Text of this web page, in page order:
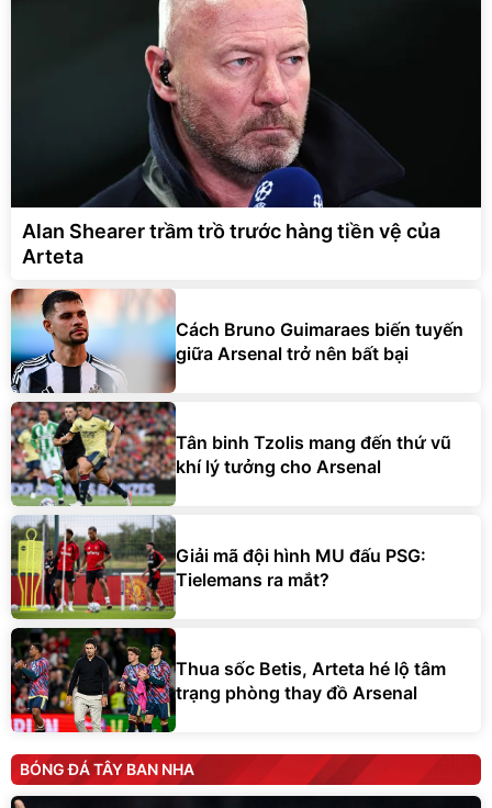
Alan Shearer trầm trồ trước hàng tiền vệ của
Arteta
Cách Bruno Guimaraes biến tuyến
giữa Arsenal trở nên bất bại
Tân binh Tzolis mang đến thứ vũ
khí lý tưởng cho Arsenal
Giải mã đội hình MU đấu PSG:
Tielemans ra mắt?
Thua sốc Betis, Arteta hé lộ tâm
trạng phòng thay đồ Arsenal
BÓNG ĐÁ TÂY BAN NHA